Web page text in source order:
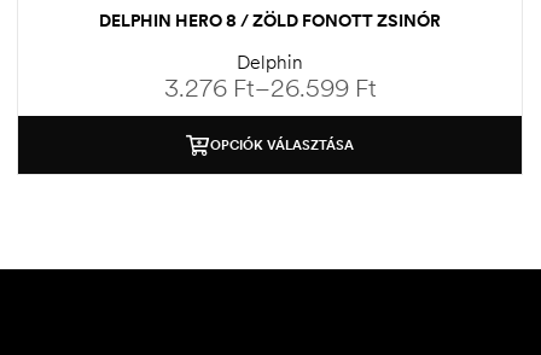
DELPHIN HERO 8 / ZÖLD FONOTT ZSINÓR
Delphin
3.276 Ft–26.599 Ft
OPCIÓK VÁLASZTÁSA